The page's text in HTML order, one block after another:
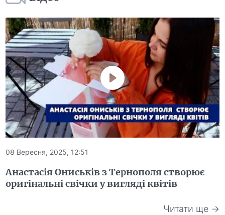
08 Вересня, 2025, 12:51
Анастасія Ониськів з Тернополя створює
оригінальні свічки у вигляді квітів
Читати ще →